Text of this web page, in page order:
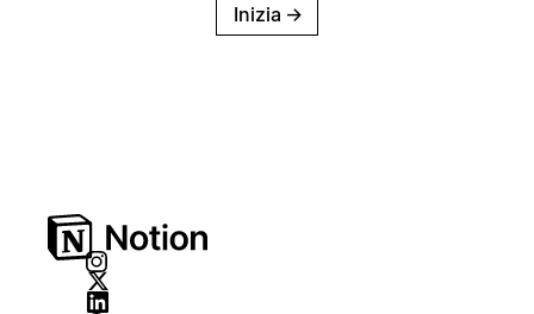
Inizia →